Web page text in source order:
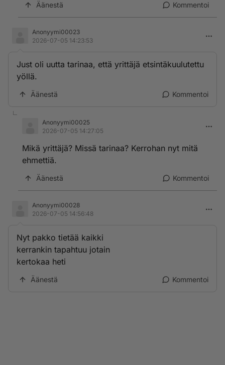
Äänestä Kommentoi
Anonyymi00023
2026-07-05 14:23:53
Just oli uutta tarinaa, että yrittäjä etsintäkuulutettu
yöllä.
Äänestä Kommentoi
Anonyymi00025
2026-07-05 14:27:05
Mikä yrittäjä? Missä tarinaa? Kerrohan nyt mitä
ehmettiä.
Äänestä Kommentoi
Anonyymi00028
2026-07-05 14:56:48
Nyt pakko tietää kaikki
kerrankin tapahtuu jotain
kertokaa heti
Äänestä Kommentoi